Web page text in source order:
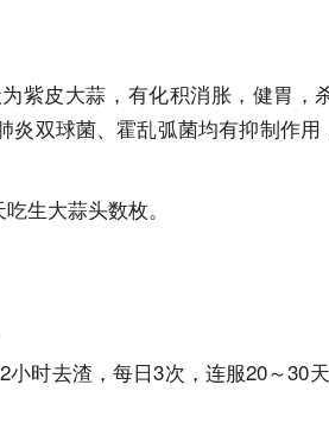
皮大蒜，有化积消胀，健胃，
双球菌、霍乱弧菌均有抑制作
生大蒜头数枚。
去渣，每日3次，连服20～30